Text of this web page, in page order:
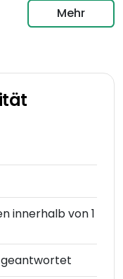
Mehr
innerhalb von 1
geantwortet